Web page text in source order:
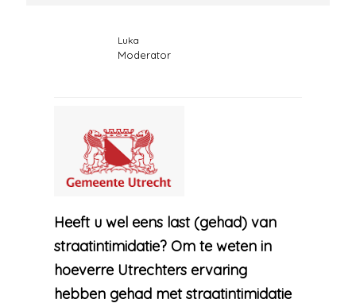
Luka
Moderator
Heeft u wel eens last (gehad) van
straatintimidatie? Om te weten in
hoeverre Utrechters ervaring
hebben gehad met straatintimidatie